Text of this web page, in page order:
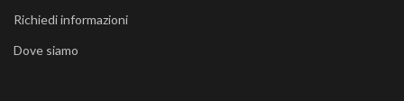
Richiedi informazioni
Dove siamo